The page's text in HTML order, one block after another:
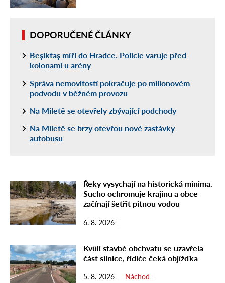
DOPORUČENÉ ČLÁNKY
Beşiktaş míří do Hradce. Policie varuje před
kolonami u arény
Správa nemovitostí pokračuje po milionovém
podvodu v běžném provozu
Na Miletě se otevřely zbývající podchody
Na Miletě se brzy otevřou nové zastávky
autobusu
Řeky vysychají na historická minima.
Sucho ochromuje krajinu a obce
začínají šetřit pitnou vodou
6. 8. 2026
Kvůli stavbě obchvatu se uzavřela
část silnice, řidiče čeká objížďka
5. 8. 2026 Náchod